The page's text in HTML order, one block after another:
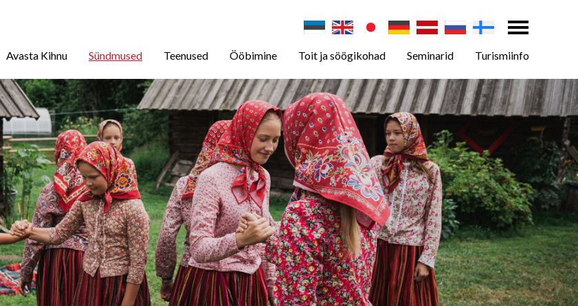
Avasta Kihnu Sündmused Teenused Ööbimine Toit ja söögikohad Seminarid Turismiinfo